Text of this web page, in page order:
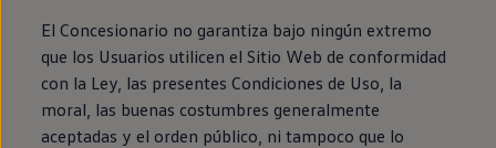
El Concesionario no garantiza bajo ningún extremo
que los Usuarios utilicen el Sitio Web de conformidad
con la Ley, las presentes Condiciones de Uso, la
moral, las buenas costumbres generalmente
aceptadas y el orden público, ni tampoco que lo